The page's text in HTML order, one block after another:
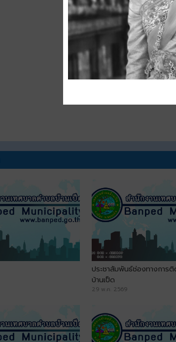
ประชาสัมพันธ์ช่องทางการ
บ้านเป็ด
29 พ.ค. 2569